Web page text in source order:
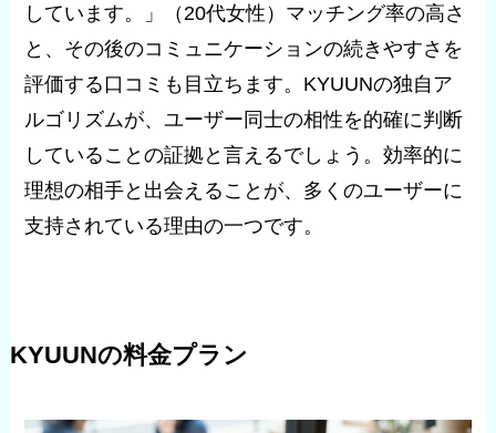
しています。」（20代女性）マッチング率の高さ
と、その後のコミュニケーションの続きやすさを
評価する口コミも目立ちます。KYUUNの独自ア
ルゴリズムが、ユーザー同士の相性を的確に判断
していることの証拠と言えるでしょう。効率的に
理想の相手と出会えることが、多くのユーザーに
支持されている理由の一つです。
KYUUNの料金プラン